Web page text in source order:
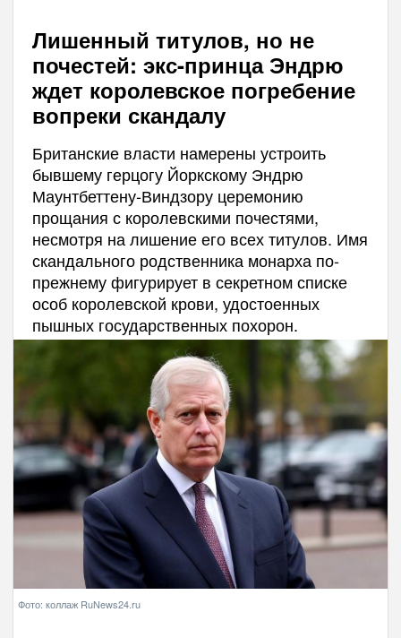
Лишенный титулов, но не
почестей: экс-принца Эндрю
ждет королевское погребение
вопреки скандалу
Британские власти намерены устроить
бывшему герцогу Йоркскому Эндрю
Маунтбеттену-Виндзору церемонию
прощания с королевскими почестями,
несмотря на лишение его всех титулов. Имя
скандального родственника монарха по-
прежнему фигурирует в секретном списке
особ королевской крови, удостоенных
пышных государственных похорон.
Фото: коллаж RuNews24.ru